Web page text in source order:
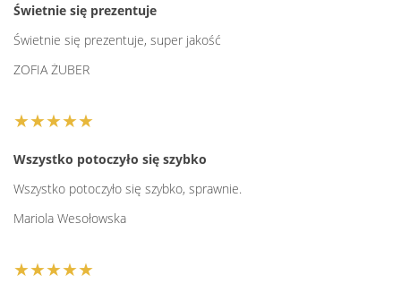
Świetnie się prezentuje
Świetnie się prezentuje, super jakość
ZOFIA ŻUBER
★★★★★
Wszystko potoczyło się szybko
Wszystko potoczyło się szybko, sprawnie.
Mariola Wesołowska
★★★★★